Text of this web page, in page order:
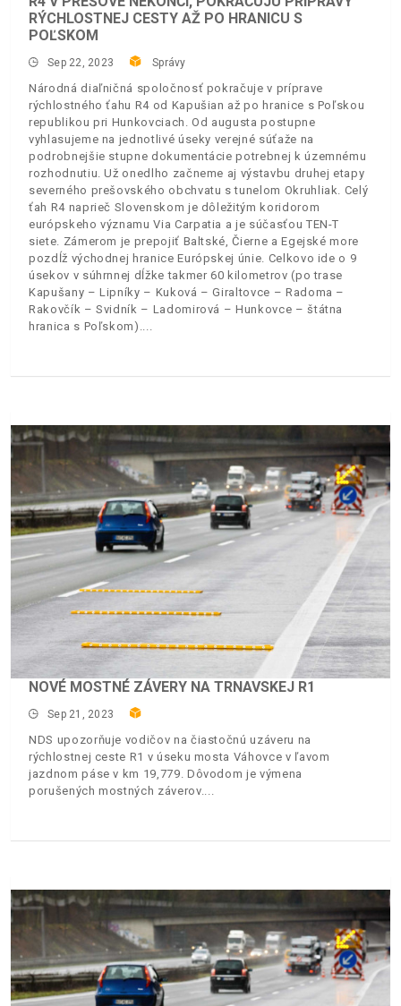
RÝCHLOSTNEJ CESTY AŽ PO HRANICU S
POĽSKOM
Sep 22, 2023 Správy
Národná diaľničná spoločnosť pokračuje v príprave
rýchlostného ťahu R4 od Kapušian až po hranice s Poľskou
republikou pri Hunkovciach. Od augusta postupne
vyhlasujeme na jednotlivé úseky verejné súťaže na
podrobnejšie stupne dokumentácie potrebnej k územnému
rozhodnutiu. Už onedlho začneme aj výstavbu druhej etapy
severného prešovského obchvatu s tunelom Okruhliak. Celý
ťah R4 naprieč Slovenskom je dôležitým koridorom
európskeho významu Via Carpatia a je súčasťou TEN-T
siete. Zámerom je prepojiť Baltské, Čierne a Egejské more
pozdĺž východnej hranice Európskej únie. Celkovo ide o 9
úsekov v súhrnnej dĺžke takmer 60 kilometrov (po trase
Kapušany – Lipníky – Kuková – Giraltovce – Radoma –
Rakovčík – Svidník – Ladomirová – Hunkovce – štátna
hranica s Poľskom).
NOVÉ MOSTNÉ ZÁVERY NA TRNAVSKEJ R1
Sep 21, 2023
NDS upozorňuje vodičov na čiastočnú uzáveru na
rýchlostnej ceste R1 v úseku mosta Váhovce v ľavom
jazdnom páse v km 19,779. Dôvodom je výmena
porušených mostných záverov.